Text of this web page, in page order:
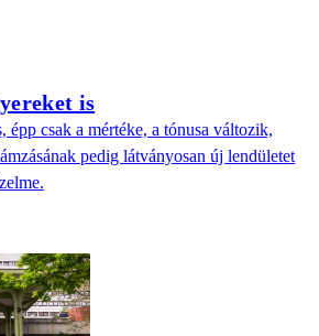
is
épp csak a mértéke, a tónusa változik,
pedig látványosan új lendületet